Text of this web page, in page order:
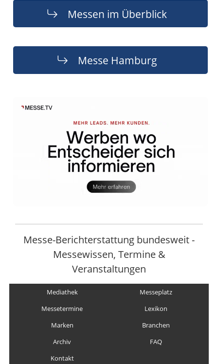
Messen im Überblick
Messe Hamburg
Messe-Berichterstattung bundesweit -
Messewissen, Termine &
Veranstaltungen
Mediathek
Messeplatz
Messetermine
Lexikon
Marken
Branchen
Archiv
FAQ
Kontakt